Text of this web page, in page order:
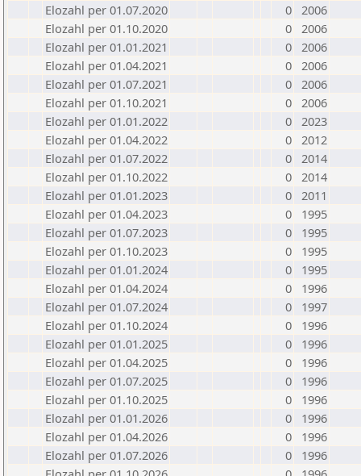
Elozahl per 01.07.2020
0 2006
Elozahl per 01.10.2020
0 2006
Elozahl per 01.01.2021
0 2006
Elozahl per 01.04.2021
0 2006
Elozahl per 01.07.2021
0 2006
Elozahl per 01.10.2021
0 2006
Elozahl per 01.01.2022
0 2023
Elozahl per 01.04.2022
0 2012
Elozahl per 01.07.2022
0 2014
Elozahl per 01.10.2022
0 2014
Elozahl per 01.01.2023
0 2011
Elozahl per 01.04.2023
0
1995
Elozahl per 01.07.2023
0
1995
Elozahl per 01.10.2023
0
1995
Elozahl per 01.01.2024
0
1995
Elozahl per 01.04.2024
0
1996
Elozahl per 01.07.2024
0
1997
Elozahl per 01.10.2024
0
1996
Elozahl per 01.01.2025
0
1996
Elozahl per 01.04.2025
0
1996
Elozahl per 01.07.2025
0
1996
Elozahl per 01.10.2025
0
1996
Elozahl per 01.01.2026
0
1996
Elozahl per 01.04.2026
0
1996
Elozahl per 01.07.2026
0
1996